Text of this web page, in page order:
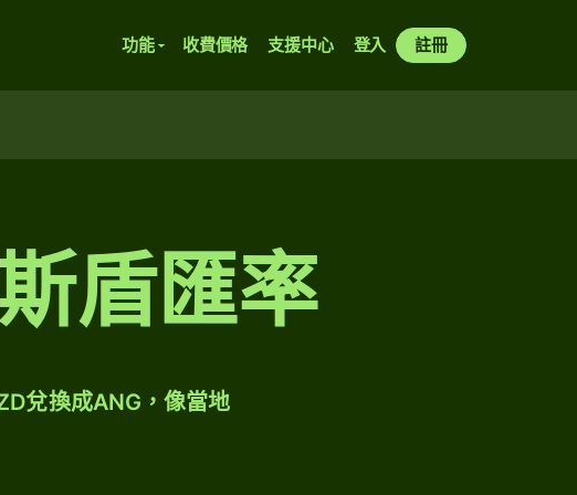
功能 收費價格 支援中心 登入 註冊
盾匯率
兌換成ANG，像當地